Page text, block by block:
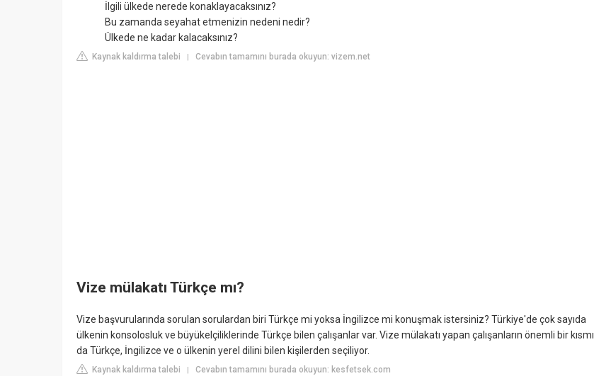
İlgili ülkede nerede konaklayacaksınız?
Bu zamanda seyahat etmenizin nedeni nedir?
Ülkede ne kadar kalacaksınız?
Kaynak kaldırma talebi | Cevabın tamamını burada okuyun: vizem.net
Vize mülakatı Türkçe mı?
Vize başvurularında sorulan sorulardan biri Türkçe mi yoksa İngilizce mi konuşmak istersiniz? Türkiye'de çok sayıda
ülkenin konsolosluk ve büyükelçiliklerinde Türkçe bilen çalışanlar var. Vize mülakatı yapan çalışanların önemli bir kısmı
da Türkçe, İngilizce ve o ülkenin yerel dilini bilen kişilerden seçiliyor.
Kaynak kaldırma talebi Cevabın tamamını burada okuyun: kesfetsek.com